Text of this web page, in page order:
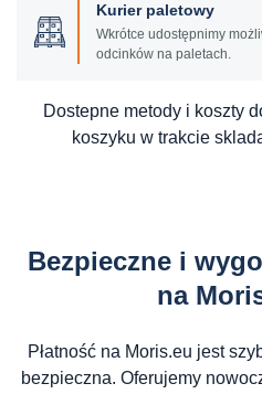
Kurier paletowy
Wkrótce udostępnimy
odcinków na paletach.
Dostepne metody i koszty
koszyku w trakcie
Bezpieczne i
na
Płatność na Moris.eu jest
bezpieczna. Oferujemy